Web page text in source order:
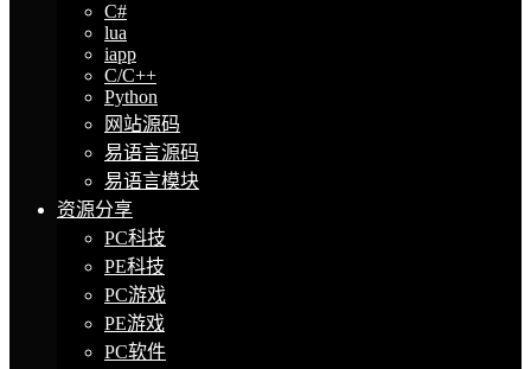
C#
lua
iapp
C/C++
Python
网站源码
易语言源码
易语言模块
资源分享
PC科技
PE科技
PC游戏
PE游戏
PC软件